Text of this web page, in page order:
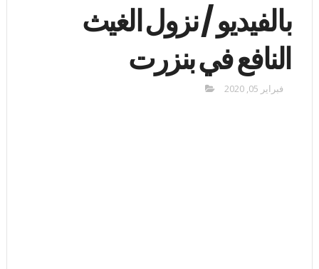
بالفيديو / نزول الغيث
النافع في بنزرت
فبراير 05, 2020